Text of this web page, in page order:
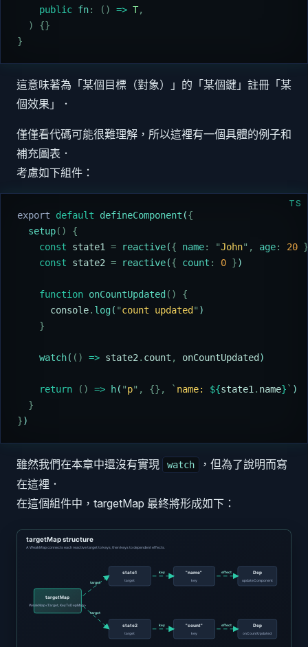
    public
fn: () => T,
  )
{}
}
這意味著為「某個目標（對象）」的「某個鍵」註冊「某
個效果」．
僅僅看代碼可能很難理解，所以這裡有一個具體的例子和
補充圖表．
考慮如下組件：
TS
export default defineComponent ({
  setup
()
{
    const
state1 = reactive({ name: "John" , age: 20 }
    const
state2 = reactive({ count : 0 })
    function
onCountUpdated ()
{
      console
. log( "count updated " )
    }
    watch
( () => state2 . count , onCountUpdated )
    return
() => h( "p" , {}, ` name: ${state1 . name} ` )
  }
})
雖然我們在本章中還沒有實現 watch
，但為了說明而寫
在這裡．
在這個組件中，targetMap 最終將形成如下：